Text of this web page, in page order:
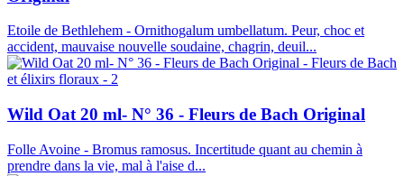
Etoile de Bethlehem - Ornithogalum umbellatum. Peur, choc et
accident, mauvaise nouvelle soudaine, chagrin, deuil...
Wild Oat 20 ml- N° 36 - Fleurs de Bach Original
Folle Avoine - Bromus ramosus. Incertitude quant au chemin à
prendre dans la vie, mal à l'aise d...